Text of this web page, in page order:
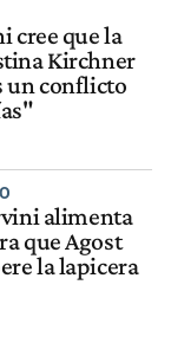
cree que la
Kirchner
un conflicto
alimenta
que Agost
la lapicera